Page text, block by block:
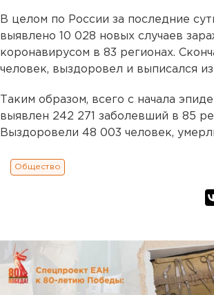
В целом по России за последние
выявлено 10 028 новых случаев
коронавирусом в 83 регионах.
человек, выздоровел и выписался
Таким образом, всего с начала
выявлен 242 271 заболевший в 85
Выздоровели 48 003 человек,
Общество